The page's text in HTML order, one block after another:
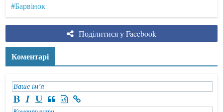
#Барвінок
Поділитися у Facebook
Коментарі